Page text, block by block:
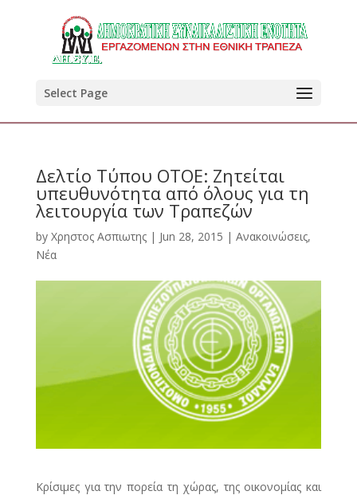
Select Page
Δελτίο Τύπου ΟΤΟΕ: Ζητείται
υπευθυνότητα από όλους για τη
λειτουργία των Τραπεζών
by Χρηστος Ασπιωτης| Jun 28, 2015 | Ανακοινώσεις,
Νέα
Κρίσιμες για την πορεία τη χώρας, της οικονομίας και